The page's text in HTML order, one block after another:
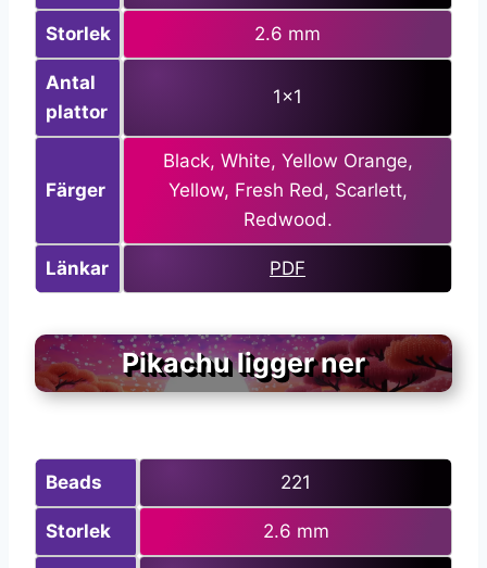
Storlek 2.6 mm
Antal
plattor
1×1
Färger
Black, White, Yellow Orange,
Yellow, Fresh Red, Scarlett,
Redwood.
Länkar PDF
Pikachu ligger ner
Beads 221
Storlek 2.6 mm